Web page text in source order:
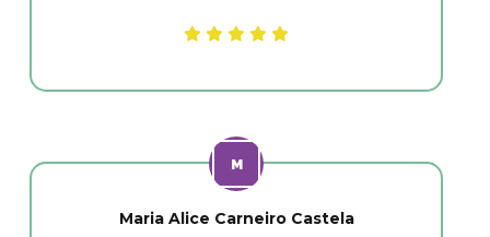
Maria Alice Carneiro Castela